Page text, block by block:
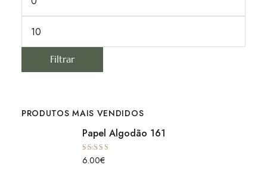
Filtrar
PRODUTOS MAIS VENDIDOS
Papel Algodão 161
Avaliação
5.00 de 5
6.00€